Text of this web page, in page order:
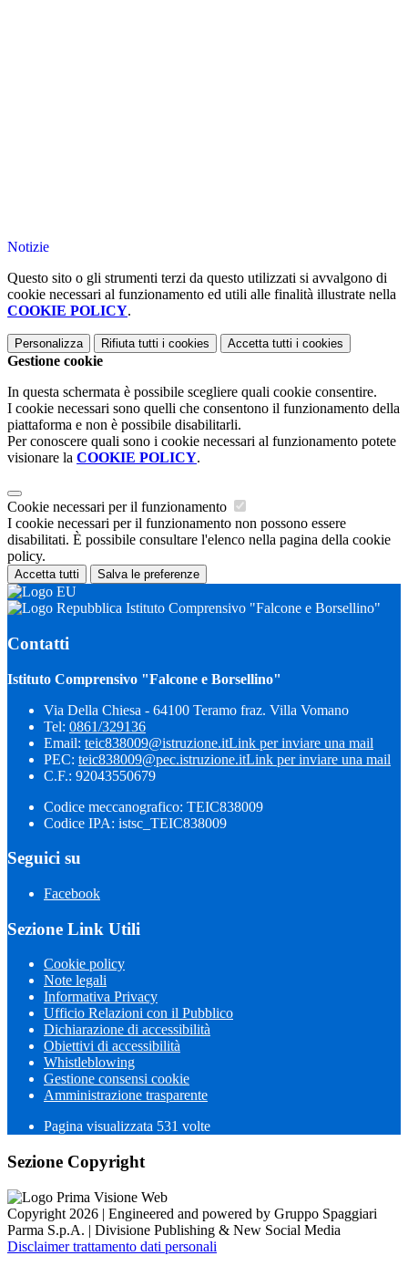
Notizie
Questo sito o gli strumenti terzi da questo utilizzati si avvalgono di
cookie necessari al funzionamento ed utili alle finalità illustrate nella
COOKIE POLICY.
Personalizza Rifiuta tutti i cookies Accetta tutti i cookies
Gestione cookie
In questa schermata è possibile scegliere quali cookie consentire.
I cookie necessari sono quelli che consentono il funzionamento della
piattaforma e non è possibile disabilitarli.
Per conoscere quali sono i cookie necessari al funzionamento potete
visionare la COOKIE POLICY.
Cookie necessari per il funzionamento
I cookie necessari per il funzionamento non possono essere
disabilitati. È possibile consultare l'elenco nella pagina della cookie
policy.
Accetta tutti Salva le preferenze
Istituto Comprensivo "Falcone e Borsellino"
Contatti
Istituto Comprensivo "Falcone e Borsellino"
Via Della Chiesa - 64100 Teramo fraz. Villa Vomano
Tel: 0861/329136
Email: teic838009@istruzione.itLink per inviare una mail
PEC: teic838009@pec.​istruzione.itLink per inviare una mail
C.F.: 92043550679
Codice meccanografico: TEIC838009
Codice IPA: istsc_TEIC838009
Seguici su
Facebook
Sezione Link Utili
Cookie policy
Note legali
Informativa Privacy
Ufficio Relazioni con il Pubblico
Dichiarazione di accessibilità
Obiettivi di accessibilità
Whistleblowing
Gestione consensi cookie
Amministrazione trasparente
Pagina visualizzata 531 volte
Sezione Copyright
Copyright 2026 | Engineered and powered by Gruppo Spaggiari
Parma S.p.A. | Divisione Publishing & New Social Media
Disclaimer trattamento dati personali